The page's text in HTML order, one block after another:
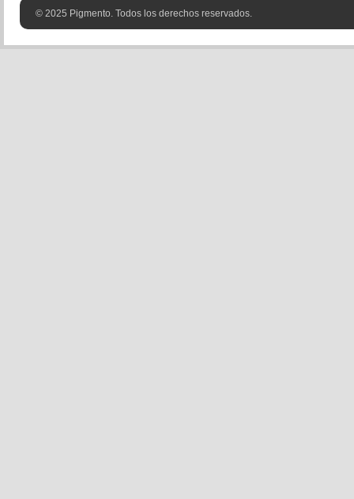
© 2025 Pigmento. Todos los derechos reservados.